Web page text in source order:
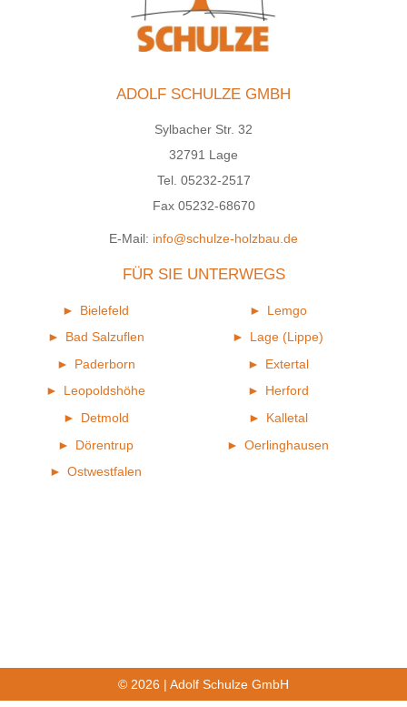
ADOLF SCHULZE GMBH
Sylbacher Str. 32
32791 Lage
Tel. 05232-2517
Fax 05232-68670
E-Mail: info@schulze-holzbau.de
FÜR SIE UNTERWEGS
Bielefeld
Lemgo
Bad Salzuflen
Lage (Lippe)
Paderborn
Extertal
Leopoldshöhe
Herford
Detmold
Kalletal
Dörentrup
Oerlinghausen
Ostwestfalen
© 2026 | Adolf Schulze GmbH